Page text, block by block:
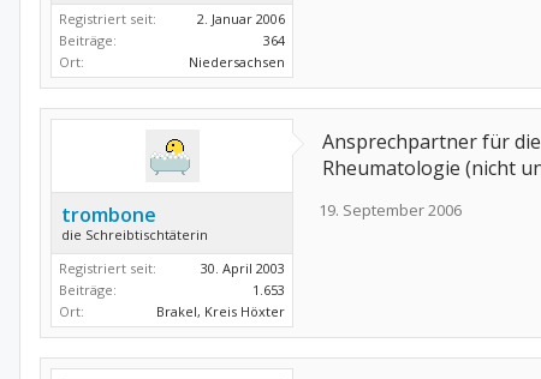
Registriert seit:
2. Januar 2006
Beiträge:
364
Ort:
Niedersachsen
trombone
die Schreibtischtäterin
Registriert seit:
30. April 2003
Beiträge:
1.653
Ort:
Brakel, Kreis Höxter
Ansprechpartner für
Rheumatologie (nicht
19. September 2006